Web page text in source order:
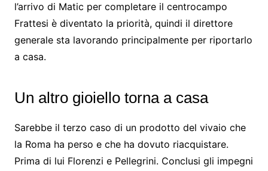
l’arrivo di Matic per completare il centrocampo
Frattesi è diventato la priorità, quindi il direttore
generale sta lavorando principalmente per riportarlo
a casa.
Un altro gioiello torna a casa
Sarebbe il terzo caso di un prodotto del vivaio che
la Roma ha perso e che ha dovuto riacquistare.
Prima di lui Florenzi e Pellegrini. Conclusi gli impegni